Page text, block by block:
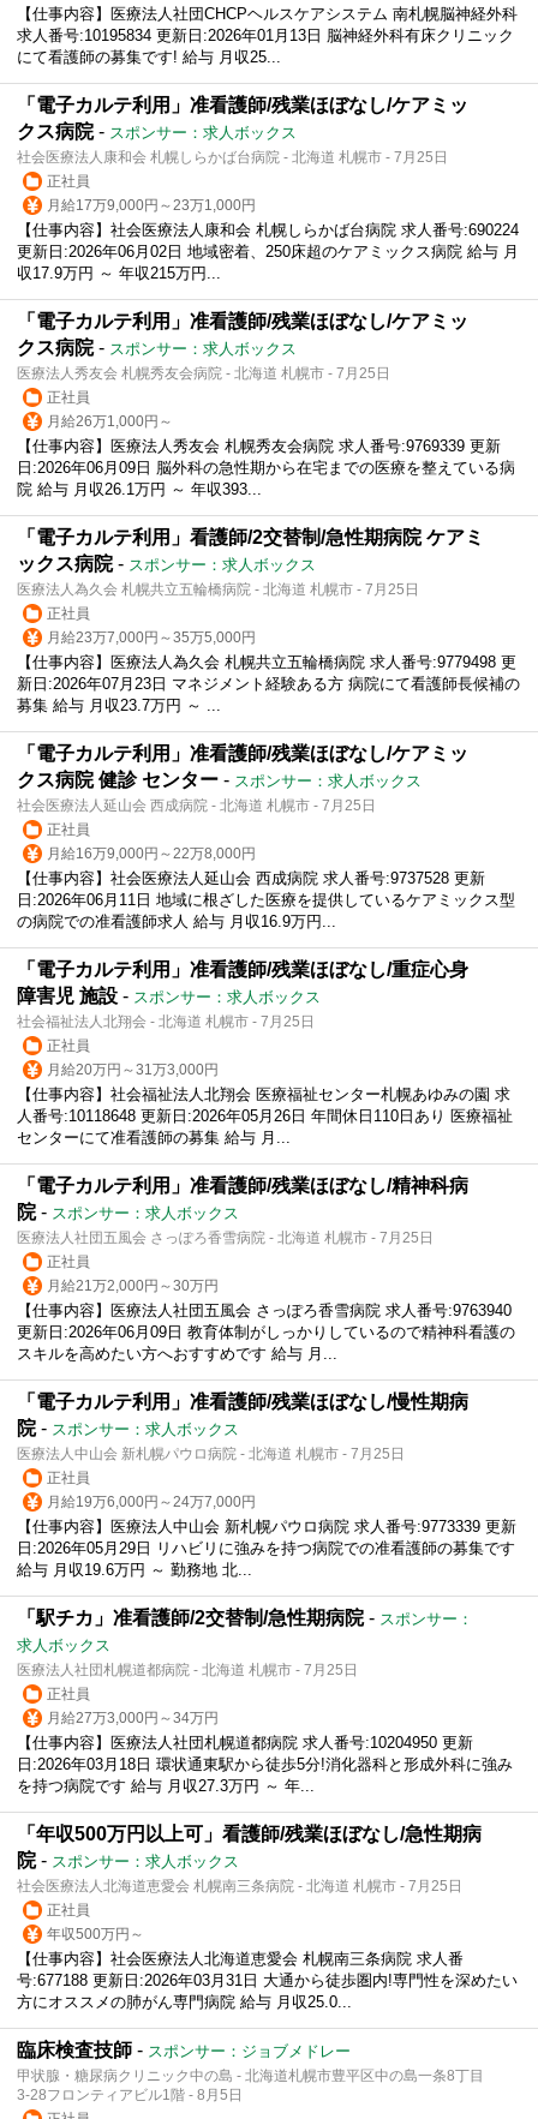
【仕事内容】医療法人社団CHCPヘルスケアシステム 南札幌脳神経外科
求人番号:10195834 更新日:2026年01月13日 脳神経外科有床クリニック
にて看護師の募集です! 給与 月収25...
「電子カルテ利用」准看護師/残業ほぼなし/ケアミッ
クス病院- スポンサー：求人ボックス
社会医療法人康和会 札幌しらかば台病院 - 北海道 札幌市 - 7月25日
正社員
月給17万9,000円～23万1,000円
【仕事内容】社会医療法人康和会 札幌しらかば台病院 求人番号:690224
更新日:2026年06月02日 地域密着、250床超のケアミックス病院 給与 月
収17.9万円 ～ 年収215万円...
「電子カルテ利用」准看護師/残業ほぼなし/ケアミッ
クス病院- スポンサー：求人ボックス
医療法人秀友会 札幌秀友会病院 - 北海道 札幌市 - 7月25日
正社員
月給26万1,000円～
【仕事内容】医療法人秀友会 札幌秀友会病院 求人番号:9769339 更新
日:2026年06月09日 脳外科の急性期から在宅までの医療を整えている病
院 給与 月収26.1万円 ～ 年収393...
「電子カルテ利用」看護師/2交替制/急性期病院 ケアミ
ックス病院- スポンサー：求人ボックス
医療法人為久会 札幌共立五輪橋病院 - 北海道 札幌市 - 7月25日
正社員
月給23万7,000円～35万5,000円
【仕事内容】医療法人為久会 札幌共立五輪橋病院 求人番号:9779498 更
新日:2026年07月23日 マネジメント経験ある方 病院にて看護師長候補の
募集 給与 月収23.7万円 ～ ...
「電子カルテ利用」准看護師/残業ほぼなし/ケアミッ
クス病院 健診 センター - スポンサー：求人ボックス
社会医療法人延山会 西成病院 - 北海道 札幌市 - 7月25日
正社員
月給16万9,000円～22万8,000円
【仕事内容】社会医療法人延山会 西成病院 求人番号:9737528 更新
日:2026年06月11日 地域に根ざした医療を提供しているケアミックス型
の病院での准看護師求人 給与 月収16.9万円...
「電子カルテ利用」准看護師/残業ほぼなし/重症心身
障害児 施設 - スポンサー：求人ボックス
社会福祉法人北翔会 - 北海道 札幌市 - 7月25日
正社員
月給20万円～31万3,000円
【仕事内容】社会福祉法人北翔会 医療福祉センター札幌あゆみの園 求
人番号:10118648 更新日:2026年05月26日 年間休日110日あり 医療福祉
センターにて准看護師の募集 給与 月...
「電子カルテ利用」准看護師/残業ほぼなし/精神科病
院- スポンサー：求人ボックス
医療法人社団五風会 さっぽろ香雪病院 - 北海道 札幌市 - 7月25日
正社員
月給21万2,000円～30万円
【仕事内容】医療法人社団五風会 さっぽろ香雪病院 求人番号:9763940
更新日:2026年06月09日 教育体制がしっかりしているので精神科看護の
スキルを高めたい方へおすすめです 給与 月...
「電子カルテ利用」准看護師/残業ほぼなし/慢性期病
院- スポンサー：求人ボックス
医療法人中山会 新札幌パウロ病院 - 北海道 札幌市 - 7月25日
正社員
月給19万6,000円～24万7,000円
【仕事内容】医療法人中山会 新札幌パウロ病院 求人番号:9773339 更新
日:2026年05月29日 リハビリに強みを持つ病院での准看護師の募集です
給与 月収19.6万円 ～ 勤務地 北...
「駅チカ」准看護師/2交替制/急性期病院- スポンサー：
求人ボックス
医療法人社団札幌道都病院 - 北海道 札幌市 - 7月25日
正社員
月給27万3,000円～34万円
【仕事内容】医療法人社団札幌道都病院 求人番号:10204950 更新
日:2026年03月18日 環状通東駅から徒歩5分!消化器科と形成外科に強み
を持つ病院です 給与 月収27.3万円 ～ 年...
「年収500万円以上可」看護師/残業ほぼなし/急性期病
院- スポンサー：求人ボックス
社会医療法人北海道恵愛会 札幌南三条病院 - 北海道 札幌市 - 7月25日
正社員
年収500万円～
【仕事内容】社会医療法人北海道恵愛会 札幌南三条病院 求人番
号:677188 更新日:2026年03月31日 大通から徒歩圏内!専門性を深めたい
方にオススメの肺がん専門病院 給与 月収25.0...
臨床検査技師 - スポンサー：ジョブメドレー
甲状腺・糖尿病クリニック中の島 - 北海道札幌市豊平区中の島一条8丁目
3-28フロンティアビル1階 - 8月5日